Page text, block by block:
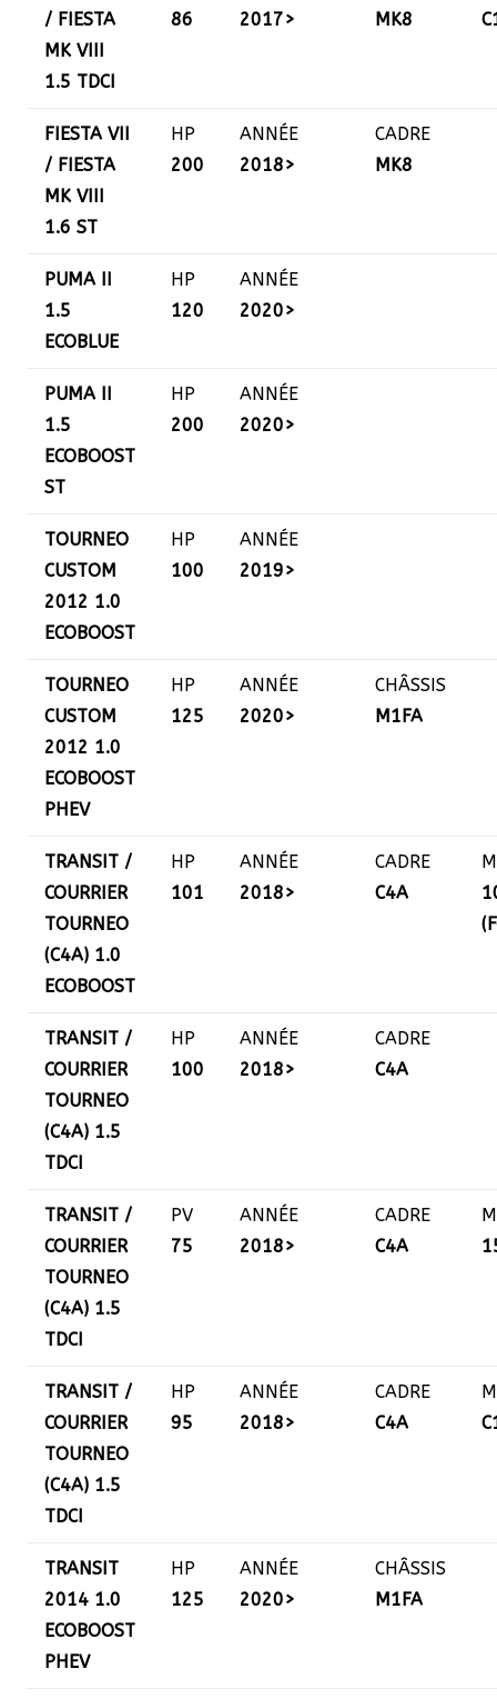
/ FIESTA
MK VIII
1.5 TDCI
86
2017>
MK8
FIESTA VII
/ FIESTA
MK VIII
1.6 ST
HP
200
ANNÉE
2018>
CADRE
MK8
PUMA II
1.5
ECOBLUE
HP
120
ANNÉE
2020>
PUMA II
1.5
ECOBOOST
ST
HP
200
ANNÉE
2020>
TOURNEO
CUSTOM
2012 1.0
ECOBOOST
HP
100
ANNÉE
2019>
TOURNEO
CUSTOM
2012 1.0
ECOBOOST
PHEV
HP
125
ANNÉE
2020>
CHÂSSIS
M1FA
TRANSIT /
COURRIER
TOURNEO
(C4A) 1.0
ECOBOOST
HP
101
ANNÉE
2018>
CADRE
C4A
TRANSIT /
COURRIER
TOURNEO
(C4A) 1.5
TDCI
HP
100
ANNÉE
2018>
CADRE
C4A
TRANSIT /
COURRIER
TOURNEO
(C4A) 1.5
TDCI
PV
75
ANNÉE
2018>
CADRE
C4A
TRANSIT /
COURRIER
TOURNEO
(C4A) 1.5
TDCI
HP
95
ANNÉE
2018>
CADRE
C4A
TRANSIT
2014 1.0
ECOBOOST
PHEV
HP
125
ANNÉE
2020>
CHÂSSIS
M1FA